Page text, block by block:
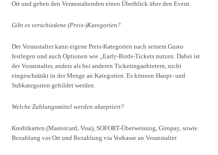
Ort und geben den Veranstaltenden einen Überblick über den Event.
Gibt es verschiedene (Preis-)Kategorien?
Der Veranstalter kann eigene Preis-Kategorien nach seinem Gusto
festlegen und auch Optionen wie „Early-Birds-Tickets nutzen. Dabei ist
der Veranstalter, anders als bei anderen Ticketinganbietern, nicht
eingeschränkt in der Menge an Kategorien. Es können Haupt- und
Subkategorien gebildet werden.
Welche Zahlungsmittel werden akzeptiert?
Kreditkarten (Mastercard, Visa), SOFORT-Überweisung, Giropay, sowie
Bezahlung vor Ort und Bezahlung via Vorkasse an Veranstalter